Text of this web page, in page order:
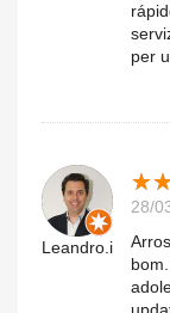
per
Leandro.i
★
★
28/